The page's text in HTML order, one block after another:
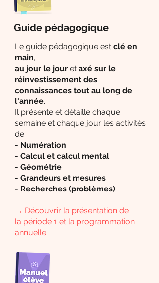
Guide pédagogique
Le guide pédagogique est clé en
main,
au jour le jour et axé sur le
réinvestissement des
connaissances tout au long de
l'année.
Il présente et détaille chaque
semaine et chaque jour les activités
de :
- Numération
- Calcul et calcul mental
- Géométrie
- Grandeurs et mesures
- Recherches (problèmes)
→ Découvrir la présentation de
la période 1 et la programmation
annuelle